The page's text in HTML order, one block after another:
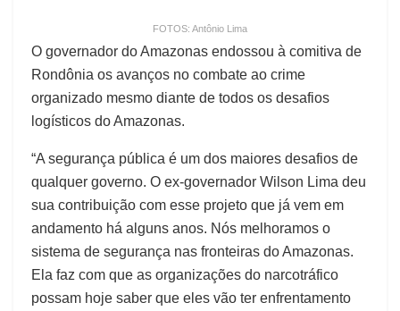
FOTOS: Antônio Lima
O governador do Amazonas endossou à comitiva de
Rondônia os avanços no combate ao crime
organizado mesmo diante de todos os desafios
logísticos do Amazonas.
“A segurança pública é um dos maiores desafios de
qualquer governo. O ex-governador Wilson Lima deu
sua contribuição com esse projeto que já vem em
andamento há alguns anos. Nós melhoramos o
sistema de segurança nas fronteiras do Amazonas.
Ela faz com que as organizações do narcotráfico
possam hoje saber que eles vão ter enfrentamento